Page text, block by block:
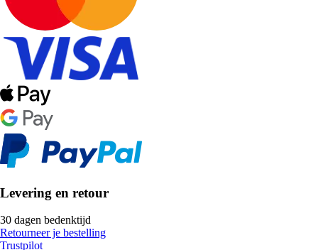
Levering en retour
30 dagen bedenktijd
Retourneer je bestelling
Trustpilot